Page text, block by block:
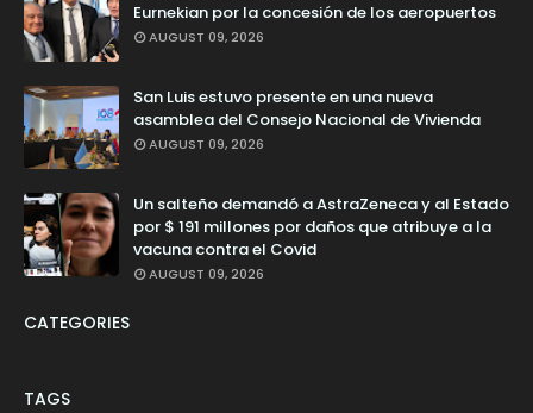
Eurnekian por la concesión de los aeropuertos
AUGUST 09, 2026
San Luis estuvo presente en una nueva
asamblea del Consejo Nacional de Vivienda
AUGUST 09, 2026
Un salteño demandó a AstraZeneca y al Estado
por $ 191 millones por daños que atribuye a la
vacuna contra el Covid
AUGUST 09, 2026
CATEGORIES
TAGS